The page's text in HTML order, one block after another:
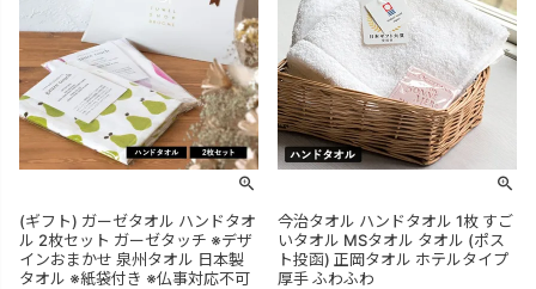
(ギフト) ガーゼタオル ハンドタオ
ル 2枚セット ガーゼタッチ ※デザ
インおまかせ 泉州タオル 日本製
タオル ※紙袋付き ※仏事対応不可
今治タオル ハンドタオル 1枚 すご
いタオル MSタオル タオル (ポス
ト投函) 正岡タオル ホテルタイプ
厚手 ふわふわ